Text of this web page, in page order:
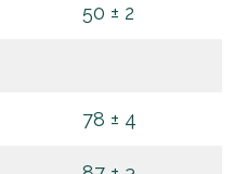
50 ± 2
78 ± 4